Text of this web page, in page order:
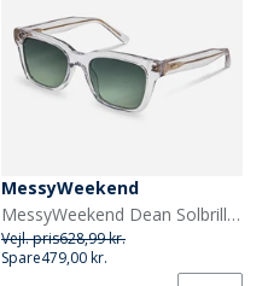
MessyWeekend
MessyWeekend Dean Solbriller Crystal
Vejl. pris628,99 kr.
Spare479,00 kr.